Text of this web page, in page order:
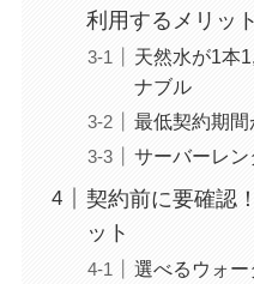
利用するメリット
天然水が1本
ナブル
最低契約期
サーバーレ
契約前に要確認
ット
選べるウォ